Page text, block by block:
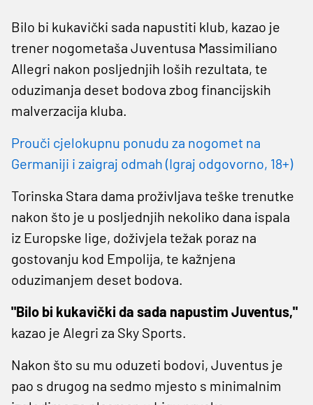
Bilo bi kukavički sada napustiti klub, kazao je
trener nogometaša Juventusa Massimiliano
Allegri nakon posljednjih loših rezultata, te
oduzimanja deset bodova zbog financijskih
malverzacija kluba.
Prouči cjelokupnu ponudu za nogomet na
Germaniji i zaigraj odmah (Igraj odgovorno, 18+)
Torinska Stara dama proživljava teške trenutke
nakon što je u posljednjih nekoliko dana ispala
iz Europske lige, doživjela težak poraz na
gostovanju kod Empolija, te kažnjena
oduzimanjem deset bodova.
"Bilo bi kukavički da sada napustim Juventus,"
kazao je Alegri za Sky Sports.
Nakon što su mu oduzeti bodovi, Juventus je
pao s drugog na sedmo mjesto s minimalnim